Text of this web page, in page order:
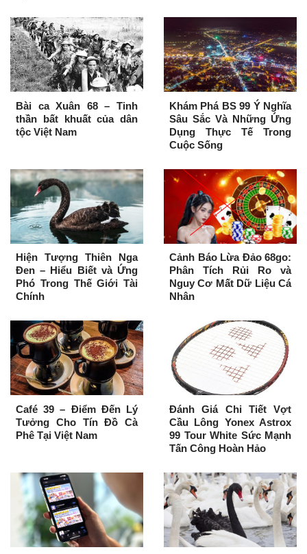
Bài ca Xuân 68 – Tinh
thần bất khuất của dân
tộc Việt Nam
Khám Phá BS 99 Ý Nghĩa
Sâu Sắc Và Những Ứng
Dụng Thực Tế Trong
Cuộc Sống
Hiện Tượng Thiên Nga
Đen – Hiểu Biết và Ứng
Phó Trong Thế Giới Tài
Chính
Cảnh Báo Lừa Đảo 68go:
Phân Tích Rủi Ro và
Nguy Cơ Mất Dữ Liệu Cá
Nhân
Café 39 – Điểm Đến Lý
Tưởng Cho Tín Đồ Cà
Phê Tại Việt Nam
Đánh Giá Chi Tiết Vợt
Cầu Lông Yonex Astrox
99 Tour White Sức Mạnh
Tấn Công Hoàn Hảo